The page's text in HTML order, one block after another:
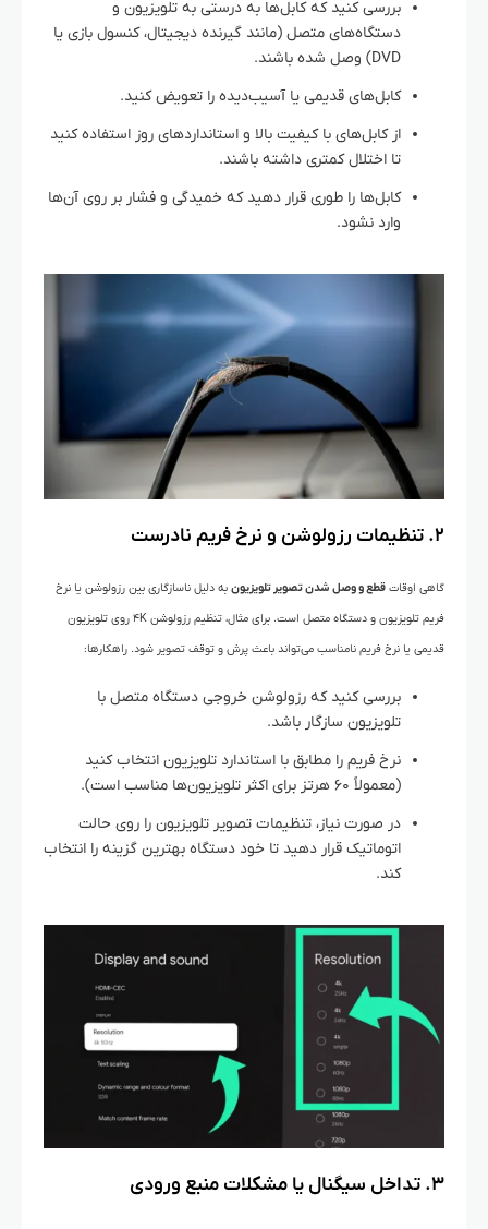
بررسی کنید که کابل‌ها به درستی به تلویزیون و
دستگاه‌های متصل (مانند گیرنده دیجیتال، کنسول بازی یا
DVD) وصل شده باشند.
کابل‌های قدیمی یا آسیب‌دیده را تعویض کنید.
از کابل‌های با کیفیت بالا و استانداردهای روز استفاده کنید
تا اختلال کمتری داشته باشند.
کابل‌ها را طوری قرار دهید که خمیدگی و فشار بر روی آن‌ها
وارد نشود.
۲. تنظیمات رزولوشن و نرخ فریم نادرست
گاهی اوقات قطع و وصل شدن تصویر تلویزیون به دلیل ناسازگاری بین رزولوشن یا نرخ
فریم تلویزیون و دستگاه متصل است. برای مثال، تنظیم رزولوشن ۴K روی تلویزیون
قدیمی یا نرخ فریم نامناسب می‌تواند باعث پرش و توقف تصویر شود. راهکارها:
بررسی کنید که رزولوشن خروجی دستگاه متصل با
تلویزیون سازگار باشد.
نرخ فریم را مطابق با استاندارد تلویزیون انتخاب کنید
(معمولاً ۶۰ هرتز برای اکثر تلویزیون‌ها مناسب است).
در صورت نیاز، تنظیمات تصویر تلویزیون را روی حالت
اتوماتیک قرار دهید تا خود دستگاه بهترین گزینه را انتخاب
کند.
۳. تداخل سیگنال یا مشکلات منبع ورودی